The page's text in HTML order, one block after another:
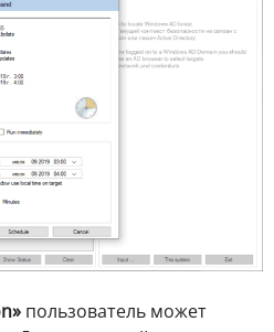
пользователь может